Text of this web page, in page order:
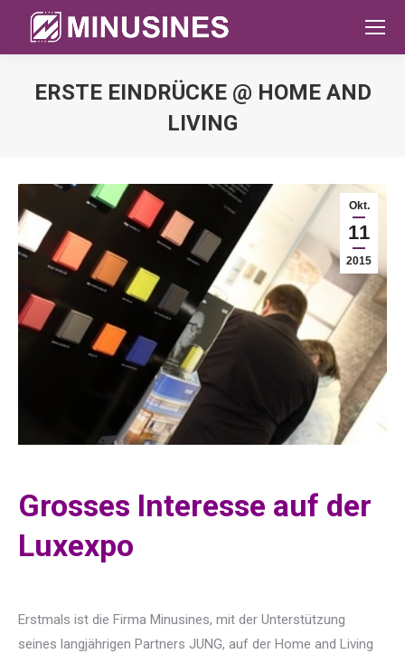
ERSTE EINDRÜCKE @ HOME AND
LIVING
Okt.
11
2015
Grosses Interesse auf der
Luxexpo
Erstmals ist die Firma Minusines, mit der Unterstützung
seines langjährigen Partners JUNG, auf der Home and Living